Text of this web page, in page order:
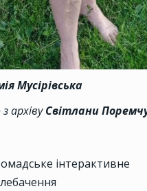
Мусірівська
архівуСвітлани
інтерактивне